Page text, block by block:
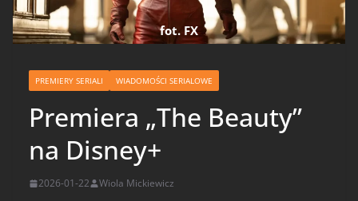
fot. FX
PREMIERY SERIALI WIADOMOŚCI SERIALOWE
Premiera „The Beauty”
na Disney+
2026-01-22 Wiola Mickiewicz